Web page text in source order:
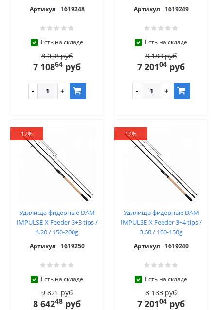
Артикул 1619248
Есть на складе
8 078 руб
7 10864 руб
Артикул 1619249
Есть на складе
8 183 руб
7 20104 руб
12%
Удилища фидерные DAM
IMPULSE-X Feeder 3+3 tips /
4.20 / 150-200g
Артикул 1619250
Есть на складе
9 821 руб
8 64248 руб
12%
Удилища фидерные DAM
IMPULSE-X Feeder 3+4 tips /
3.60 / 100-150g
Артикул 1619240
Есть на складе
8 183 руб
7 20104 руб